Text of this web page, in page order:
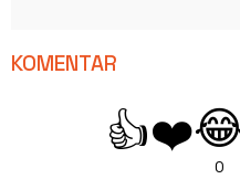
KOMENTAR
👍❤️
0